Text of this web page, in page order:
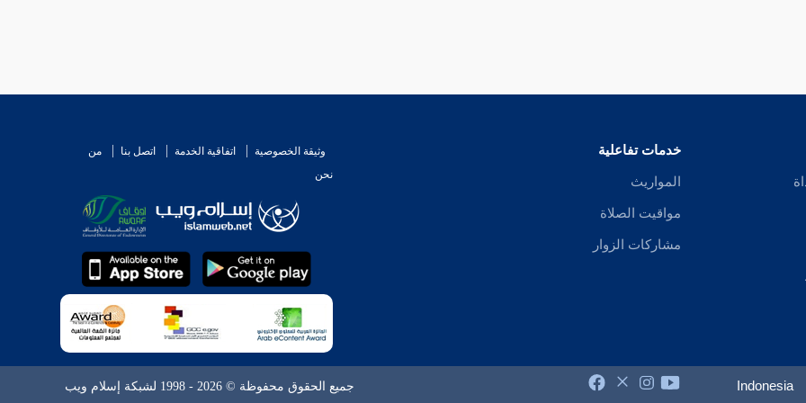
خدمات تفاعلية
المواريث
مواقيت الصلاة
مشاركات الزوار
وثيقة الخصوصية اتفاقية الخدمة اتصل بنا
من
نحن
Indonesia جميع الحقوق محفوظة © 2026 - 1998 لشبكة إسلام ويب